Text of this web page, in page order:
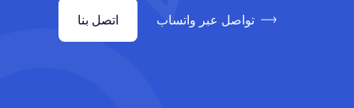
اتصل بنا تواصل عبر واتساب